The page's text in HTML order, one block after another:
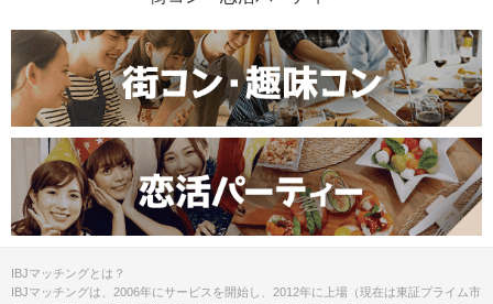
IBJマッチングとは？
IBJマッチングは、2006年にサービスを開始し、2012年に上場（現在は東証プライム市